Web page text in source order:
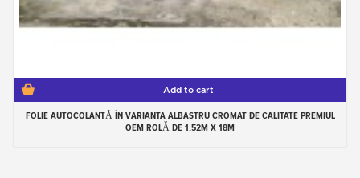
Add to cart
FOLIE AUTOCOLANTĂ ÎN VARIANTA ALBASTRU CROMAT DE CALITATE PREMIUL
OEM ROLĂ DE 1.52M X 18M